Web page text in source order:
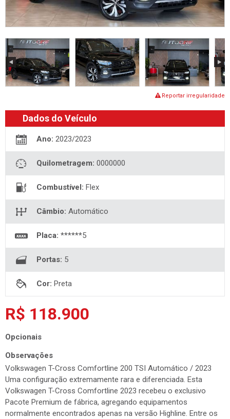
Reportar irregularidade
Dados do Veículo
Ano: 2023/2023
Quilometragem: 0000000
Combustível: Flex
Câmbio: Automático
Placa: ******5
Portas: 5
Cor: Preta
R$ 118.900
Opcionais
Observações
Volkswagen T-Cross Comfortline 200 TSI Automático / 2023
Uma configuração extremamente rara e diferenciada. Esta
Volkswagen T-Cross Comfortline 2023 recebeu o exclusivo
Pacote Premium de fábrica, agregando equipamentos
normalmente encontrados apenas na versão Highline. Entre os